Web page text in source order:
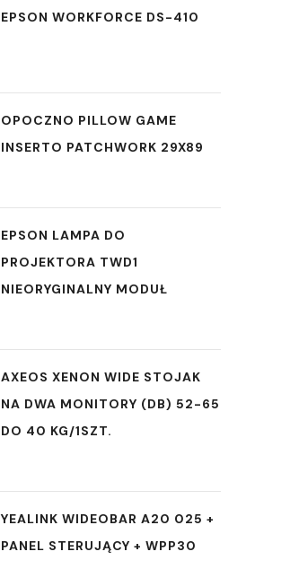
EPSON WORKFORCE DS-410
OPOCZNO PILLOW GAME
INSERTO PATCHWORK 29X89
EPSON LAMPA DO
PROJEKTORA TWD1
NIEORYGINALNY MODUŁ
AXEOS XENON WIDE STOJAK
NA DWA MONITORY (DB) 52-65
DO 40 KG/1SZT.
YEALINK WIDEOBAR A20 025 +
PANEL STERUJĄCY + WPP30